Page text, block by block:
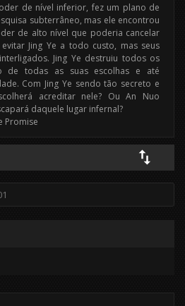
de nível inferior, fez um plano de
subterrâneo, mas ele encontrou
de alto nível que poderia cancelar
Jing Ye a todo custo, mas seus
Jing Ye destruiu todos os
de todas as suas escolhas e até
Com Jing Ye sendo tão secreto e
acreditar nele? Ou An Nuo
daquele lugar infernal?
Promise